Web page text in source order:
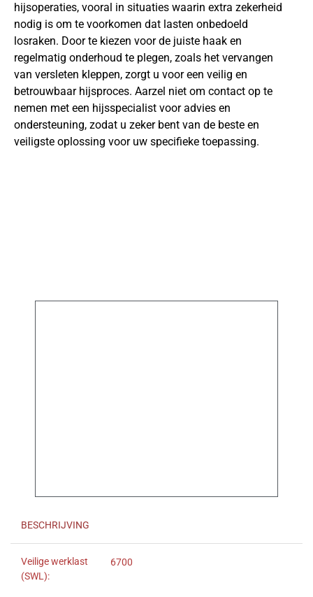
hijsoperaties, vooral in situaties waarin extra zekerheid
nodig is om te voorkomen dat lasten onbedoeld
losraken. Door te kiezen voor de juiste haak en
regelmatig onderhoud te plegen, zoals het vervangen
van versleten kleppen, zorgt u voor een veilig en
betrouwbaar hijsproces. Aarzel niet om contact op te
nemen met een hijsspecialist voor advies en
ondersteuning, zodat u zeker bent van de beste en
veiligste oplossing voor uw specifieke toepassing.
BESCHRIJVING
Veilige werklast
(SWL):
6700